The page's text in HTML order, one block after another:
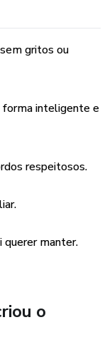
prontos
a tecnologia,
e mais harmonia
gritos ou
forma inteligente e
respeitosos.
manter.
o